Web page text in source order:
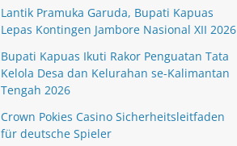
Lantik Pramuka Garuda, Bupati Kapuas
Lepas Kontingen Jambore Nasional XII 2026
Bupati Kapuas Ikuti Rakor Penguatan Tata
Kelola Desa dan Kelurahan se-Kalimantan
Tengah 2026
Crown Pokies Casino Sicherheitsleitfaden
für deutsche Spieler